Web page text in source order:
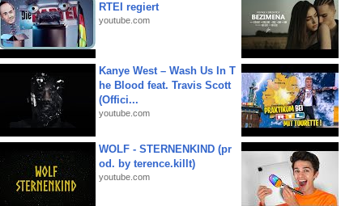
RTEI regiert
youtube.com
Kanye West – Wash Us In T
he Blood feat. Travis Scott
(Offici...
youtube.com
WOLF - STERNENKIND (pr
od. by terence.killt)
youtube.com